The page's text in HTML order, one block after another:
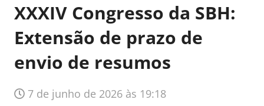
XXXIV Congresso da SBH:
Extensão de prazo de
envio de resumos
7 de junho de 2026 às 19:18